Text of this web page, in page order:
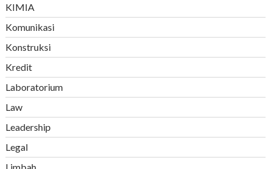
KIMIA
Komunikasi
Konstruksi
Kredit
Laboratorium
Law
Leadership
Legal
Limbah